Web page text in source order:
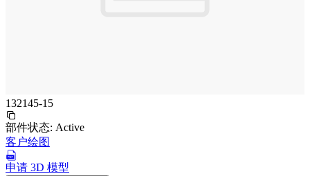
132145-15
部件状态: Active
客户绘图
申请 3D 模型